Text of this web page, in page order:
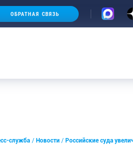
ОБРАТНАЯ СВЯЗЬ
служба Новости Российские суда